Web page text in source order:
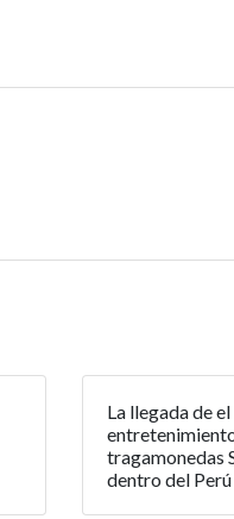
La llegada de el
tragamonedas
dentro del Perú